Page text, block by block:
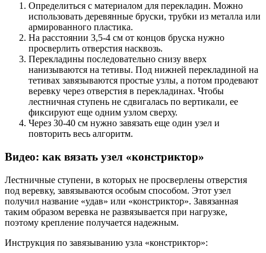
Определиться с материалом для перекладин. Можно
использовать деревянные бруски, трубки из металла или
армированного пластика.
На расстоянии 3,5-4 см от концов бруска нужно
просверлить отверстия насквозь.
Перекладины последовательно снизу вверх
нанизываются на тетивы. Под нижней перекладиной на
тетивах завязываются простые узлы, а потом продевают
веревку через отверстия в перекладинах. Чтобы
лестничная ступень не сдвигалась по вертикали, ее
фиксируют еще одним узлом сверху.
Через 30-40 см нужно завязать еще один узел и
повторить весь алгоритм.
Видео: как вязать узел «констриктор»
Лестничные ступени, в которых не просверлены отверстия
под веревку, завязываются особым способом. Этот узел
получил название «удав» или «констриктор». Завязанная
таким образом веревка не развязывается при нагрузке,
поэтому крепление получается надежным.
Инструкция по завязыванию узла «констриктор»: